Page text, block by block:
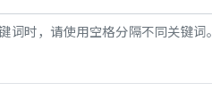
词时，请使用空格分隔不同关键词。